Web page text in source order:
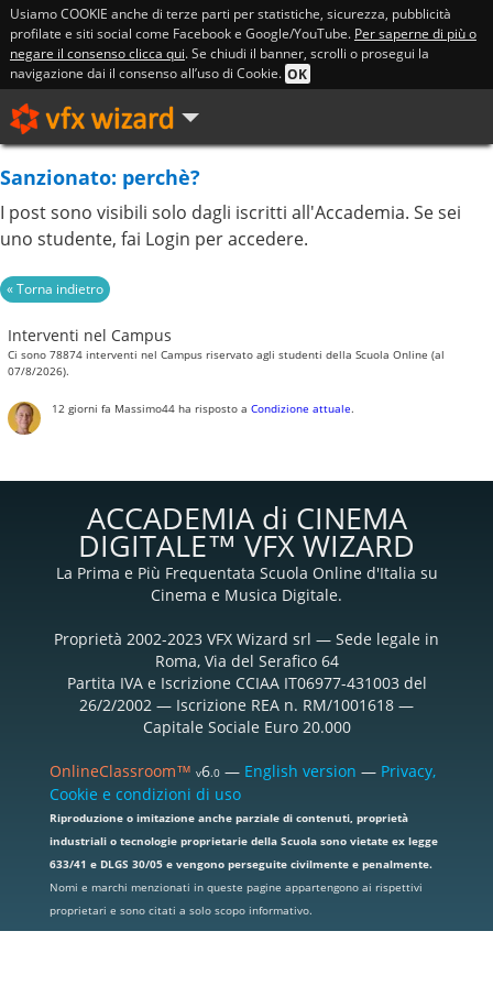
Usiamo COOKIE anche di terze parti per statistiche, sicurezza, pubblicità
profilate e siti social come Facebook e Google/YouTube. Per saperne di più o
negare il consenso clicca qui. Se chiudi il banner, scrolli o prosegui la
navigazione dai il consenso all’uso di Cookie. OK
Sanzionato: perchè?
I post sono visibili solo dagli iscritti all'Accademia. Se sei
uno studente, fai Login per accedere.
Interventi nel Campus
Ci sono 78874 interventi nel Campus riservato agli studenti della Scuola Online (al
07/8/2026).
12 giorni fa Massimo44ha risposto a Condizione attuale.
ACCADEMIA di CINEMA
DIGITALE™ VFX WIZARD
La Prima e Più Frequentata Scuola Online d'Italia su
Cinema e Musica Digitale.
Proprietà 2002-2023 VFX Wizard srl — Sede legale in
Roma, Via del Serafico 64
Partita IVA e Iscrizione CCIAA IT06977-431003 del
26/2/2002 — Iscrizione REA n. RM/1001618 —
Capitale Sociale Euro 20.000
OnlineClassroom™ v6.0— English version — Privacy,
Cookie e condizioni di uso
Riproduzione o imitazione anche parziale di contenuti, proprietà
industriali o tecnologie proprietarie della Scuola sono vietate ex legge
633/41 e DLGS 30/05 e vengono perseguite civilmente e penalmente.
Nomi e marchi menzionati in queste pagine appartengono ai rispettivi
proprietari e sono citati a solo scopo informativo.